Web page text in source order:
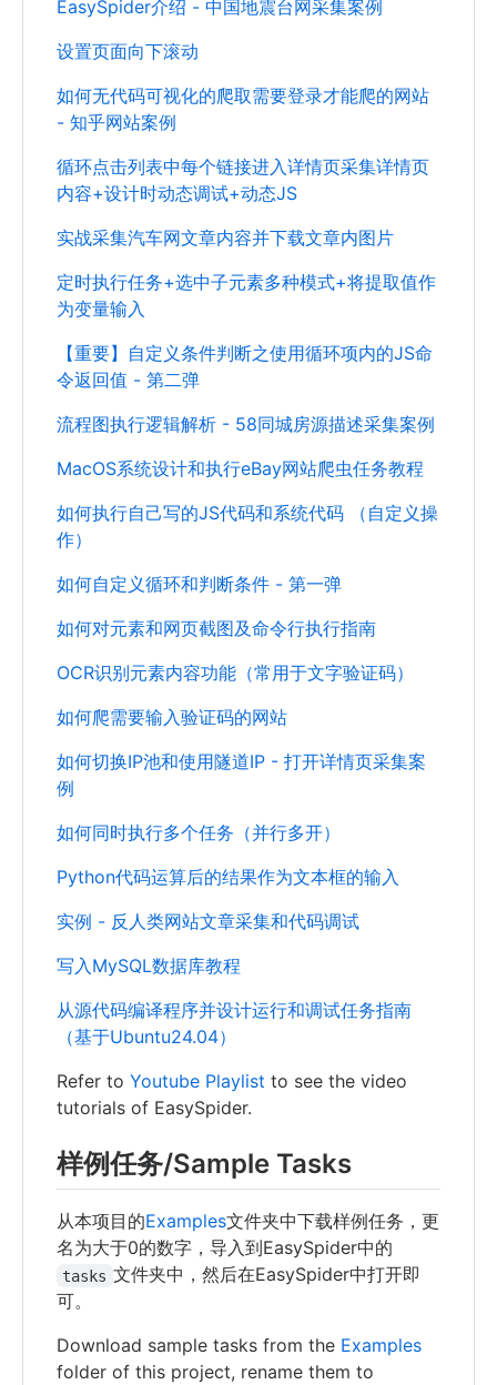
EasySpider介绍 - 中国地震台网采集案例
设置页面向下滚动
如何无代码可视化的爬取需要登录才能爬的网站
- 知乎网站案例
循环点击列表中每个链接进入详情页采集详情页
内容+设计时动态调试+动态JS
实战采集汽车网文章内容并下载文章内图片
定时执行任务+选中子元素多种模式+将提取值作
为变量输入
【重要】自定义条件判断之使用循环项内的JS命
令返回值 - 第二弹
流程图执行逻辑解析 - 58同城房源描述采集案例
MacOS系统设计和执行eBay网站爬虫任务教程
如何执行自己写的JS代码和系统代码 （自定义操
作）
如何自定义循环和判断条件 - 第一弹
如何对元素和网页截图及命令行执行指南
OCR识别元素内容功能（常用于文字验证码）
如何爬需要输入验证码的网站
如何切换IP池和使用隧道IP - 打开详情页采集案
例
如何同时执行多个任务（并行多开）
Python代码运算后的结果作为文本框的输入
实例 - 反人类网站文章采集和代码调试
写入MySQL数据库教程
从源代码编译程序并设计运行和调试任务指南
（基于Ubuntu24.04）
Refer to Youtube Playlist to see the video
tutorials of EasySpider.
样例任务/Sample Tasks
从本项目的Examples文件夹中下载样例任务，更
名为大于0的数字，导入到EasySpider中的
tasks 文件夹中，然后在EasySpider中打开即
可。
Download sample tasks from the Examples
folder of this project, rename them to